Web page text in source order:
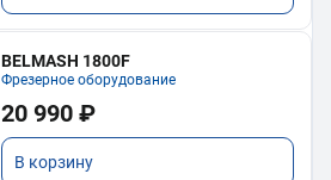
BELMASH 1800F
Фрезерное оборудование
20 990 ₽
В корзину